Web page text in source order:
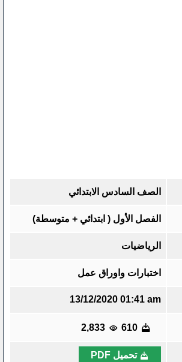
الصف السادس الابتدائي
الفصل الأول ( ابتدائي + متوسطة)
الرياضيات
اختبارات واوراق عمل
13/12/2020 01:41 am
610
2,833
تحميل PDF